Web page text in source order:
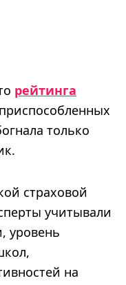
рейтинга
только
страховой
учитывали
уровень
на